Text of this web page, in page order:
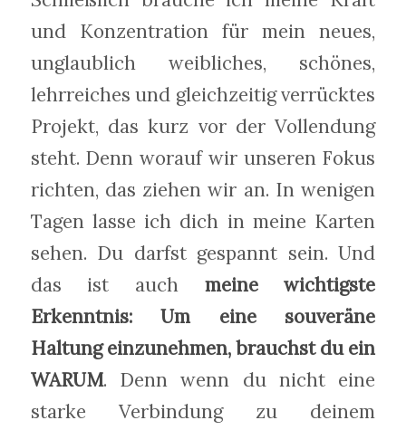
und Konzentration für mein neues,
unglaublich weibliches, schönes,
lehrreiches und gleichzeitig verrücktes
Projekt, das kurz vor der Vollendung
steht. Denn worauf wir unseren Fokus
richten, das ziehen wir an. In wenigen
Tagen lasse ich dich in meine Karten
sehen. Du darfst gespannt sein. Und
das ist auch meine wichtigste
Erkenntnis: Um eine souveräne
Haltung einzunehmen, brauchst du ein
WARUM. Denn wenn du nicht eine
starke Verbindung zu deinem